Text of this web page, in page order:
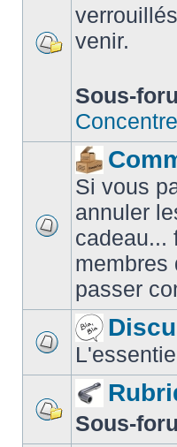
venir.
Sous-
Si vous
annuler
cadeau...
membres
passer
Sous-